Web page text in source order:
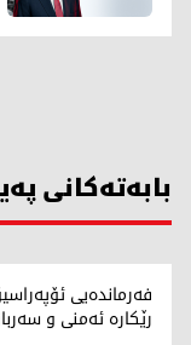
بابەتەکانی
فەرماندەیی
رێکارە ئەمنی و